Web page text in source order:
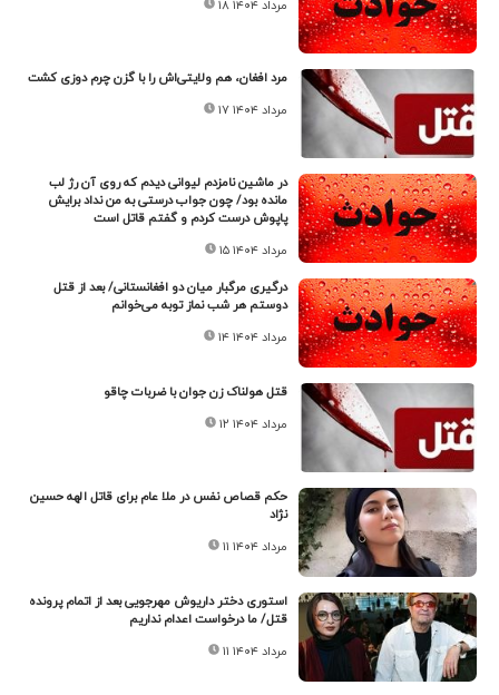
۱۸ مرداد ۱۴۰۴
مرد افغان، هم ولایتی‌اش را با گزن چرم دوزی کشت
۱۷ مرداد ۱۴۰۴
در ماشین نامزدم لیوانی دیدم که روی آن رژ لب
مانده بود/ چون جواب درستی به من نداد برایش
پاپوش درست کردم و گفتم قاتل است
۱۵ مرداد ۱۴۰۴
درگیری مرگبار میان دو افغانستانی/ بعد از قتل
دوستم هر شب نماز توبه می‌خوانم
۱۴ مرداد ۱۴۰۴
قتل هولناک زن جوان با ضربات چاقو
۱۲ مرداد ۱۴۰۴
حکم قصاص نفس در ملا عام برای قاتل الهه حسین
نژاد
۱۱ مرداد ۱۴۰۴
استوری دختر داریوش مهرجویی بعد از اتمام پرونده
قتل/ ما درخواست اعدام نداریم
۱۱ مرداد ۱۴۰۴